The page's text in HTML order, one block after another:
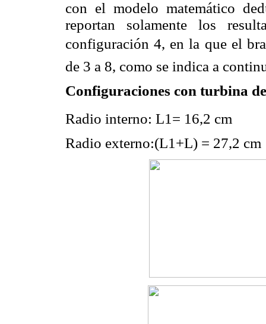
con el modelo matemático
reportan solamente los
configuración 4, en la que el
de 3 a 8, como se indica a
Configuraciones con turbina
Radio interno: L1= 16,2 cm
Radio externo:(L1+L) = 27,2 cm